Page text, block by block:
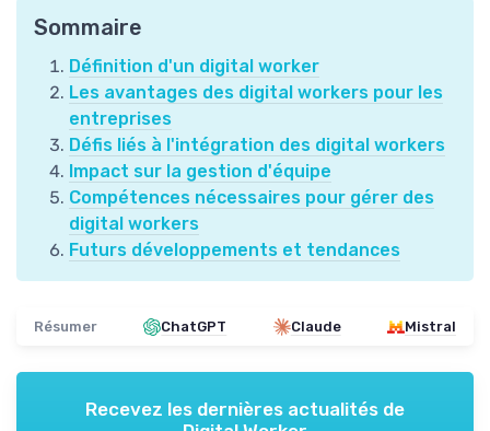
Sommaire
Définition d'un digital worker
Les avantages des digital workers pour les
entreprises
Défis liés à l'intégration des digital workers
Impact sur la gestion d'équipe
Compétences nécessaires pour gérer des
digital workers
Futurs développements et tendances
Résumer ChatGPT Claude Mistral
Recevez les dernières actualités de